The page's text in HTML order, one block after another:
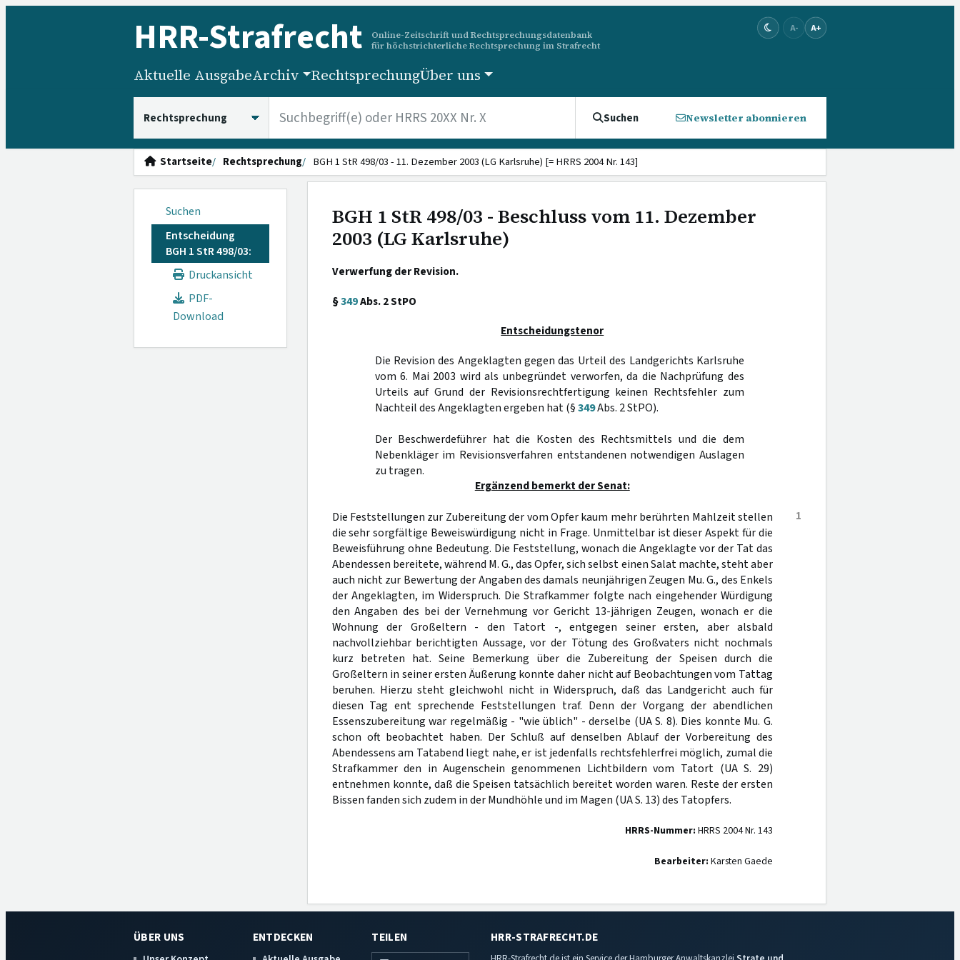
HRR-Strafrecht
Online-Zeitschrift und Rechtsprechungsdatenbank
für höchstrichterliche Rechtsprechung im Strafrecht
A- A+
Aktuelle AusgabeArchiv RechtsprechungÜber uns
Suchen Newsletter abonnieren
Startseite Rechtsprechung BGH 1 StR 498/03 - 11. Dezember 2003 (LG Karlsruhe) [= HRRS 2004 Nr. 143]
Suchen
Entscheidung
BGH 1 StR 498/03:
Druckansicht
PDF-
Download
BGH 1 StR 498/03 - Beschluss vom 11. Dezember
2003 (LG Karlsruhe)
Verwerfung der Revision.
§349Abs. 2 StPO
Entscheidungstenor
Die Revision des Angeklagten gegen das Urteil des Landgerichts Karlsruhe
vom 6. Mai 2003 wird als unbegründet verworfen, da die Nachprüfung des
Urteils auf Grund der Revisionsrechtfertigung keinen Rechtsfehler zum
Nachteil des Angeklagten ergeben hat (§349Abs. 2 StPO).
Der Beschwerdeführer hat die Kosten des Rechtsmittels und die dem
Nebenkläger im Revisionsverfahren entstandenen notwendigen Auslagen
zu tragen.
Ergänzend bemerkt der Senat:
1
Die Feststellungen zur Zubereitung der vom Opfer kaum mehr berührten Mahlzeit stellen
die sehr sorgfältige Beweiswürdigung nicht in Frage. Unmittelbar ist dieser Aspekt für die
Beweisführung ohne Bedeutung. Die Feststellung, wonach die Angeklagte vor der Tat das
Abendessen bereitete, während M. G., das Opfer, sich selbst einen Salat machte, steht aber
auch nicht zur Bewertung der Angaben des damals neunjährigen Zeugen Mu. G., des Enkels
der Angeklagten, im Widerspruch. Die Strafkammer folgte nach eingehender Würdigung
den Angaben des bei der Vernehmung vor Gericht 13-jährigen Zeugen, wonach er die
Wohnung der Großeltern - den Tatort -, entgegen seiner ersten, aber alsbald
nachvollziehbar berichtigten Aussage, vor der Tötung des Großvaters nicht nochmals
kurz betreten hat. Seine Bemerkung über die Zubereitung der Speisen durch die
Großeltern in seiner ersten Äußerung konnte daher nicht auf Beobachtungen vom Tattag
beruhen. Hierzu steht gleichwohl nicht in Widerspruch, daß das Landgericht auch für
diesen Tag ent sprechende Feststellungen traf. Denn der Vorgang der abendlichen
Essenszubereitung war regelmäßig - "wie üblich" - derselbe (UA S. 8). Dies konnte Mu. G.
schon oft beobachtet haben. Der Schluß auf denselben Ablauf der Vorbereitung des
Abendessens am Tatabend liegt nahe, er ist jedenfalls rechtsfehlerfrei möglich, zumal die
Strafkammer den in Augenschein genommenen Lichtbildern vom Tatort (UA S. 29)
entnehmen konnte, daß die Speisen tatsächlich bereitet worden waren. Reste der ersten
Bissen fanden sich zudem in der Mundhöhle und im Magen (UA S. 13) des Tatopfers.
HRRS-Nummer: HRRS 2004 Nr. 143
Bearbeiter: Karsten Gaede
ÜBER UNS ENTDECKEN TEILEN HRR-STRAFRECHT.DE